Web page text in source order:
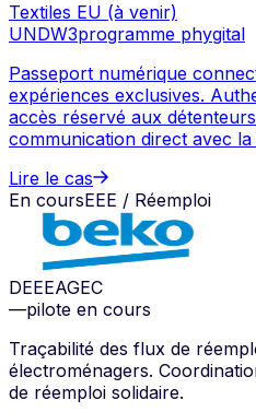
Textiles EU (à venir)
UNDW3programme phygital
Passeport numérique
expériences exclusives.
accès réservé aux
communication direct avec la
Lire le cas
En coursEEE / Réemploi
DEEEAGEC
—pilote en cours
Traçabilité des flux de
électroménagers.
de réemploi solidaire.